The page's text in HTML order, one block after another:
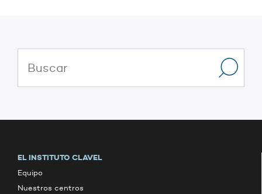
EL INSTITUTO CLAVEL
Equipo
Nuestros centros